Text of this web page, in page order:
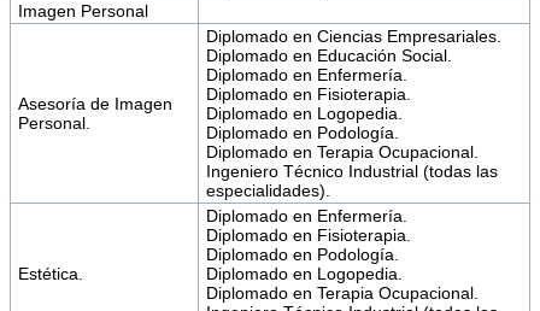
Imagen Personal
Asesoría de Imagen
Personal.
Diplomado en Ciencias Empresariales.
Diplomado en Educación Social.
Diplomado en Enfermería.
Diplomado en Fisioterapia.
Diplomado en Logopedia.
Diplomado en Podología.
Diplomado en Terapia Ocupacional.
Ingeniero Técnico Industrial (todas las
especialidades).
Estética.
Diplomado en Enfermería.
Diplomado en Fisioterapia.
Diplomado en Podología.
Diplomado en Logopedia.
Diplomado en Terapia Ocupacional.